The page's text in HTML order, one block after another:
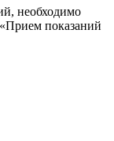
необходимо
«Прием показаний